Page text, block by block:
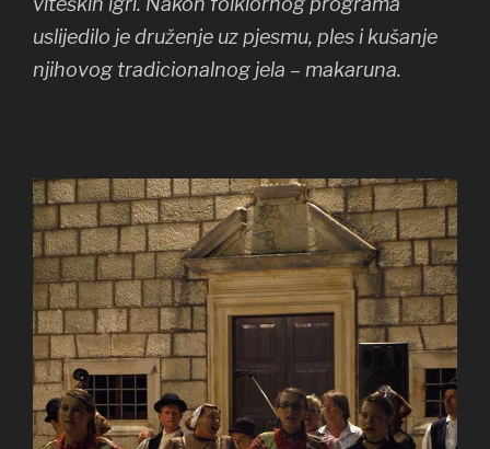
uslijedilo je druženje uz pjesmu, ples i kušanje
njihovog tradicionalnog jela – makaruna.